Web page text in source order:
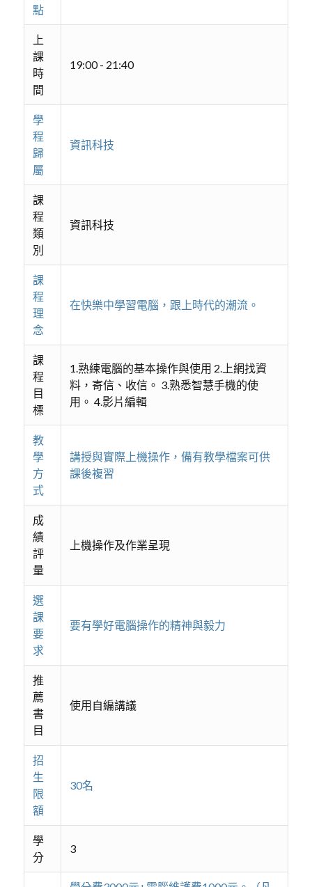
點
上
課
時
間
19:00 - 21:40
學
程
歸
屬
資訊科技
課
程
類
別
資訊科技
課
程
理
念
在快樂中學習電腦，跟上時代的潮流。
課
程
目
標
1.熟練電腦的基本操作與使用 2.上網找資
料，寄信、收信。 3.熟悉智慧手機的使
用。 4.影片編輯
教
學
方
式
講授與實際上機操作，備有教學檔案可供
課後複習
成
績
評
量
上機操作及作業呈現
選
課
要
求
要有學好電腦操作的精神與毅力
推
薦
書
目
使用自編講議
招
生
限
額
30名
學
分
3